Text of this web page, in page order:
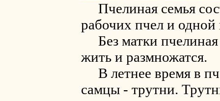
Пчелиная семья
рабочих пчел и одной
Без матки
жить и размножатся.
В летнее время в
самцы - трутни.